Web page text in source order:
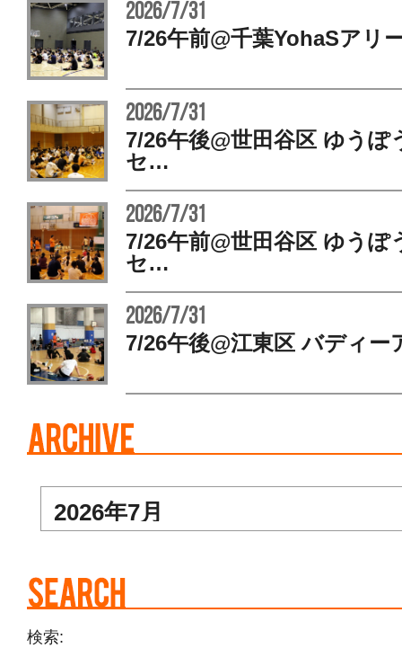
2026/7/31
7/26午前@千葉YohaSア
2026/7/31
7/26午後@世田谷区 ゆうぽ
セ…
2026/7/31
7/26午前@世田谷区 ゆうぽ
セ…
2026/7/31
7/26午後@江東区 バディ
検索: